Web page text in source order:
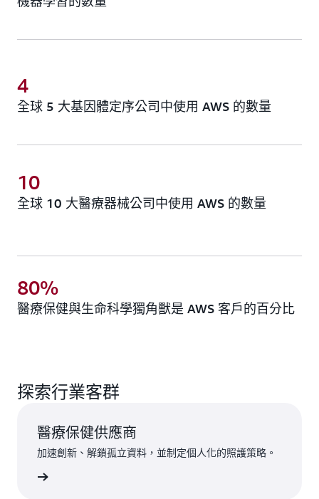
全球 5 大基因體定序公司中使用 AWS 的數量
4
全球 10 大醫療器械公司中使用 AWS 的數量
10
醫療保健與生命科學獨角獸是 AWS 客戶的百分比
80%
探索行業客群
醫療保健供應商
加速創新、解鎖孤立資料，並制定個人化的照護策略。